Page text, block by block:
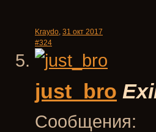
Kraydo, 31 окт 2017
#324
just_bro
Сообщения: